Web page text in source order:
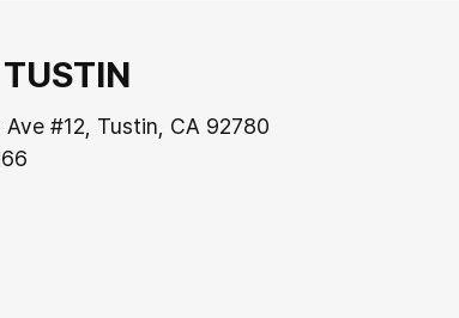
Ave #12, Tustin, CA 92780